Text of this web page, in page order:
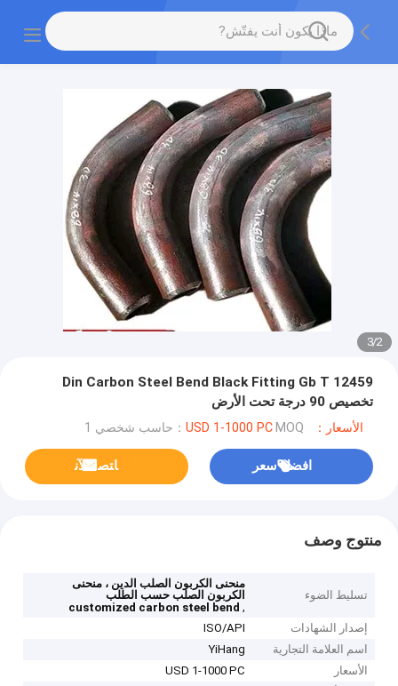
2
/
3
Din Carbon Steel Bend Black Fitting Gb T 12459
تخصيص 90 درجة تحت الأرض
الأسعار：USD 1-1000 PC MOQ：حاسب شخصي 1
افضل سعر ﺎﺘﺼﻟ ﺍﻶﻧ
منتوج وصف
تسليط الضوء
منحنى الكربون الصلب الدين ، منحنى
الكربون الصلب حسب الطلب
,
customized carbon steel bend
إصدار الشهادات
ISO/API
اسم العلامة التجارية
YiHang
الأسعار
USD 1-1000 PC